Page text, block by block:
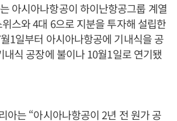
아시아나항공이 하이난항공그룹 계열
스와 4대 6으로 지분을 투자해 설립한
1일부터 아시아나항공에 기내식을 공
내식 공장에 불이나 10월1일로 연기됐
아는 “아시아나항공이 2년 전 원가 공